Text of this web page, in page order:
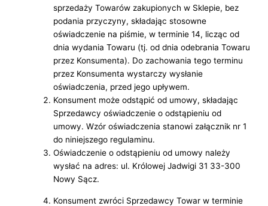
sprzedaży Towarów zakupionych w Sklepie, bez
podania przyczyny, składając stosowne
oświadczenie na piśmie, w terminie 14, licząc od
dnia wydania Towaru (tj. od dnia odebrania Towaru
przez Konsumenta). Do zachowania tego terminu
przez Konsumenta wystarczy wysłanie
oświadczenia, przed jego upływem.
Konsument może odstąpić od umowy, składając
Sprzedawcy oświadczenie o odstąpieniu od
umowy. Wzór oświadczenia stanowi załącznik nr 1
do niniejszego regulaminu.
Oświadczenie o odstąpieniu od umowy należy
wysłać na adres: ul. Królowej Jadwigi 31 33-300
Nowy Sącz.
Konsument zwróci Sprzedawcy Towar w terminie